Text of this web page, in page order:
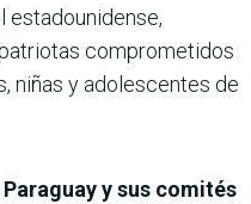
estadounidense,
comprometidos
niñas y adolescentes de
y sus comités